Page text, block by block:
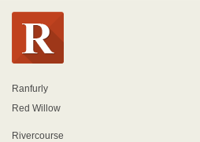
Ranfurly
Red Willow
Rivercourse